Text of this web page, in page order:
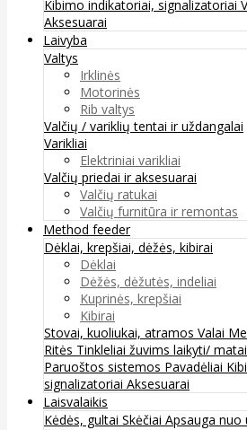
Kibimo indikatoriai, signalizatoriai
Aksesuarai
Laivyba
Valtys
Irklinės
Motorinės
Rib valtys
Valčių / variklių tentai ir uždangalai
Varikliai
Elektriniai varikliai
Valčių priedai ir aksesuarai
Valčių ratukai
Valčių furnitūra ir remontas
Method feeder
Dėklai, krepšiai, dėžės, kibirai
Dėklai
Dėžės, dėžutės, indeliai
Kuprinės, krepšiai
Kibirai
Stovai, kuoliukai, atramos Valai
Ritės Tinkleliai žuvims laikyti/ matai
Paruoštos sistemos Pavadėliai
signalizatoriai Aksesuarai
Laisvalaikis
Kėdės, gultai Skėčiai Apsauga nuo